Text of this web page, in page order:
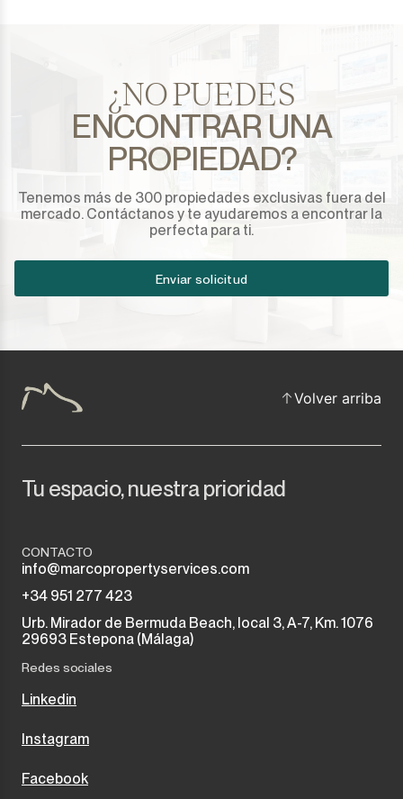
¿NO PUEDES
ENCONTRAR UNA
PROPIEDAD?
Tenemos más de 300 propiedades exclusivas fuera del
mercado. Contáctanos y te ayudaremos a encontrar la
perfecta para ti.
Enviar solicitud
Volver arriba
Tu espacio, nuestra prioridad
CONTACTO
info@marcopropertyservices.com
+34 951 277 423
Urb. Mirador de Bermuda Beach, local 3, A-7, Km. 1076
29693 Estepona (Málaga)
Redes sociales
Linkedin
Instagram
Facebook